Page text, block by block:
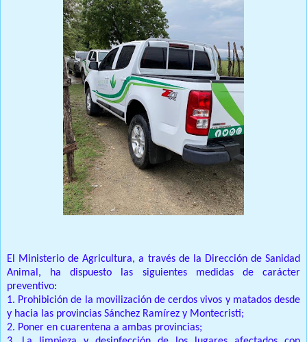
El Ministerio de Agricultura, a través de la Dirección de Sanidad
Animal, ha dispuesto las siguientes medidas de carácter
preventivo:
1. Prohibición de la movilización de cerdos vivos y matados desde
y hacia las provincias Sánchez Ramírez y Montecristi;
2. Poner en cuarentena a ambas provincias;